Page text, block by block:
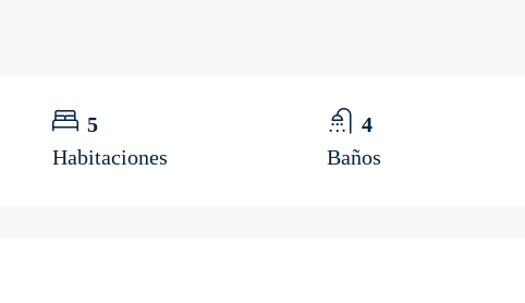
5
Habitaciones
4
Baños